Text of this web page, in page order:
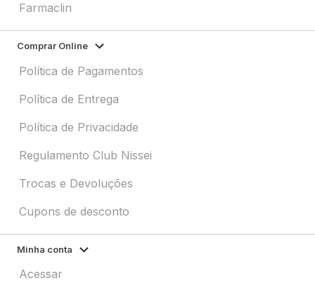
Farmaclin
Comprar Online
Política de Pagamentos
Política de Entrega
Política de Privacidade
Regulamento Club Nissei
Trocas e Devoluções
Cupons de desconto
Minha conta
Acessar